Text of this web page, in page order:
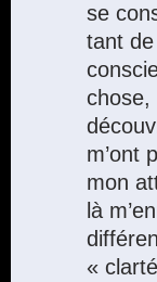
se
tant
chose,
m’ont
mon
là
«